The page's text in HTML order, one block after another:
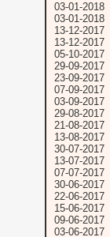
03-01-2018
03-01-2018
13-12-2017
13-12-2017
05-10-2017
29-09-2017
23-09-2017
07-09-2017
03-09-2017
29-08-2017
21-08-2017
13-08-2017
30-07-2017
13-07-2017
07-07-2017
30-06-2017
22-06-2017
15-06-2017
09-06-2017
03-06-2017